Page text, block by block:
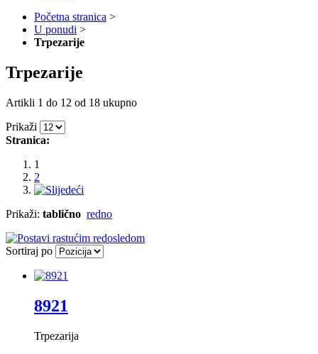
Početna stranica >
U ponudi >
Trpezarije
Trpezarije
Artikli 1 do 12 od 18 ukupno
Prikaži
Stranica:
1
2
Prikaži: tablično redno
Sortiraj po
8921
Trpezarija